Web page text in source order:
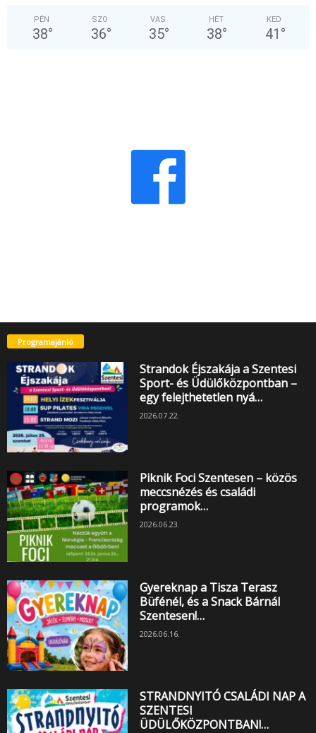
PÉN
38°
SZO
36°
VAS
35°
HÉT
38°
KED
41 °
Programajánló
Strandok Éjszakája a Szentesi
Sport- és Üdülőközpontban –
egy felejthetetlen nyá…
2026.07.22.
Piknik Foci Szentesen – közös
meccsnézés és családi
programok…
2026.06.23.
Gyereknap a Tisza Terasz
Büfénél, és a Snack Bárnál
Szentesen!…
2026.06.16.
STRANDNYITÓ CSALÁDI NAP A
SZENTESI
ÜDÜLŐKÖZPONTBAN!…